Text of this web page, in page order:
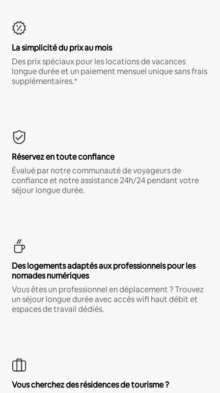
La simplicité du prix au mois
Des prix spéciaux pour les locations de vacances
longue durée et un paiement mensuel unique sans frais
supplémentaires.*
Réservez en toute confiance
Évalué par notre communauté de voyageurs de
confiance et notre assistance 24h/24 pendant votre
séjour longue durée.
Des logements adaptés aux professionnels pour les
nomades numériques
Vous êtes un professionnel en déplacement ? Trouvez
un séjour longue durée avec accès wifi haut débit et
espaces de travail dédiés.
Vous cherchez des résidences de tourisme ?